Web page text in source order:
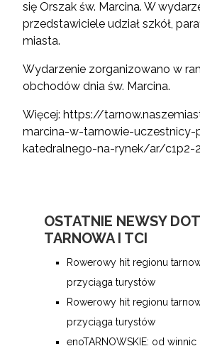
się Orszak św. Marcina. W
przedstawiciele udział szkół,
miasta.
Wydarzenie zorganizowano w
obchodów dnia św. Marcina.
Więcej: https://
marcina-w-tarnowie-
katedralnego-na-rynek/ar/c1p2-
OSTATNIE NEWSY
TARNOWA I TCI
Rowerowy hit regionu
przyciąga turystów
Rowerowy hit regionu
przyciąga turystów
enoTARNOWSKIE: od